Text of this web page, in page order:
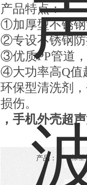
产品特点：
①加厚型不锈钢
②专设不锈钢防
③优质PP管道
④大功率高Q值
环保型清洗剂
损伤。
， 手机外壳超
产品：